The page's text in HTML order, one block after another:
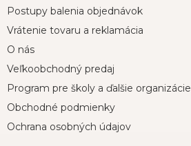
Postupy balenia objednávok
Vrátenie tovaru a reklamácia
O nás
Veľkoobchodný predaj
Program pre školy a ďalšie organizácie
Obchodné podmienky
Ochrana osobných údajov